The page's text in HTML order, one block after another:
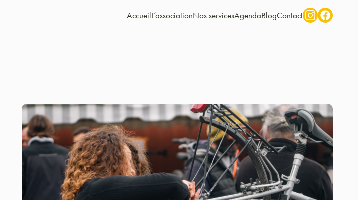
AccueilL’associationNos servicesAgendaBlogContact